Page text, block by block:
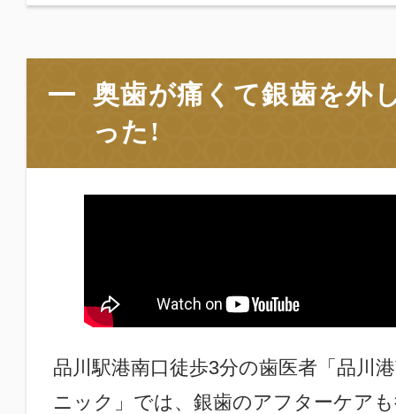
奥歯が痛くて銀歯を外
った!
品川駅港南口徒歩3分の歯医者「品川
ニック」では、銀歯のアフターケア